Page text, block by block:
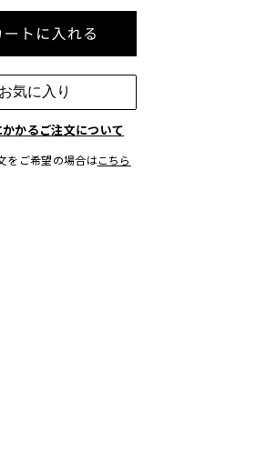
気に入り
かるご注文について
をご希望の場合はこちら